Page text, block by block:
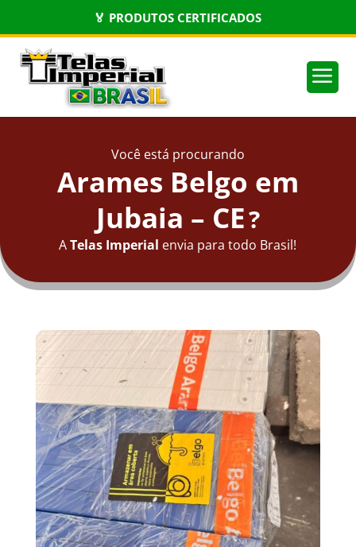
🏅 PRODUTOS CERTIFICADOS
a
Você está procurando
Arames Belgo em
Jubaia – CE?
ATelas Imperial envia para todo Brasil!